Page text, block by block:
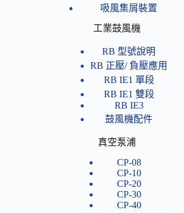
吸風集屑裝置
工業鼓風機
RB 型號說明
RB 正壓/ 負壓應用
RB IE1 單段
RB IE1 雙段
RB IE3
鼓風機配件
真空泵浦
CP-08
CP-10
CP-20
CP-30
CP-40